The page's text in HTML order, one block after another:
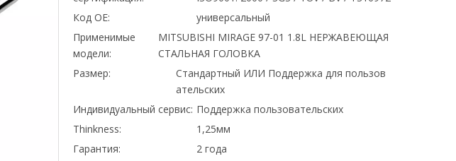
Код OE:
универсальный
Применимые
модели:
MITSUBISHI MIRAGE 97-01 1.8L НЕРЖАВЕЮЩАЯ
СТАЛЬНАЯ ГОЛОВКА
Размер:
Стандартный ИЛИ Поддержка для пользов
ательских
Индивидуальный сервис: Поддержка пользовательских
Thinkness:
1,25мм
Гарантия:
2 года